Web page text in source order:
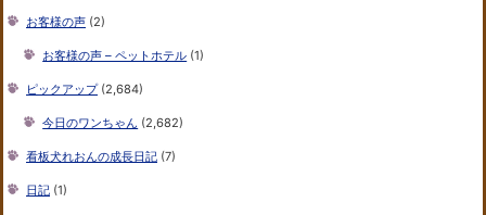
お客様の声 (2)
お客様の声 – ペットホテル (1)
ピックアップ(2,684)
今日のワンちゃん (2,682)
看板犬れおんの成長日記 (7)
日記 (1)